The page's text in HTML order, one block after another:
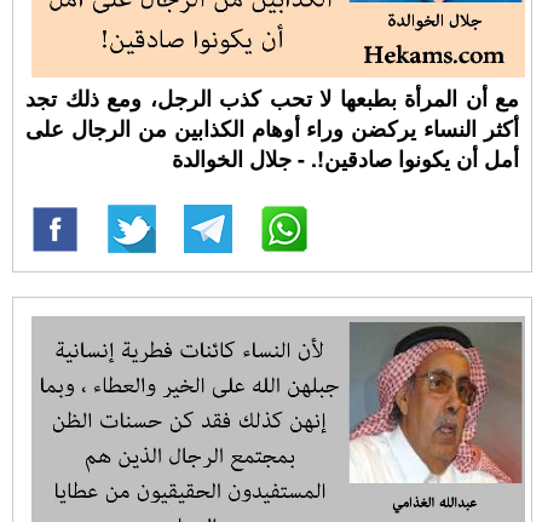
مع أن المرأة بطبعها لا تحب كذب الرجل، ومع ذلك تجد
أكثر النساء يركضن وراء أوهام الكذابين من الرجال على
أمل أن يكونوا صادقين!. - جلال الخوالدة